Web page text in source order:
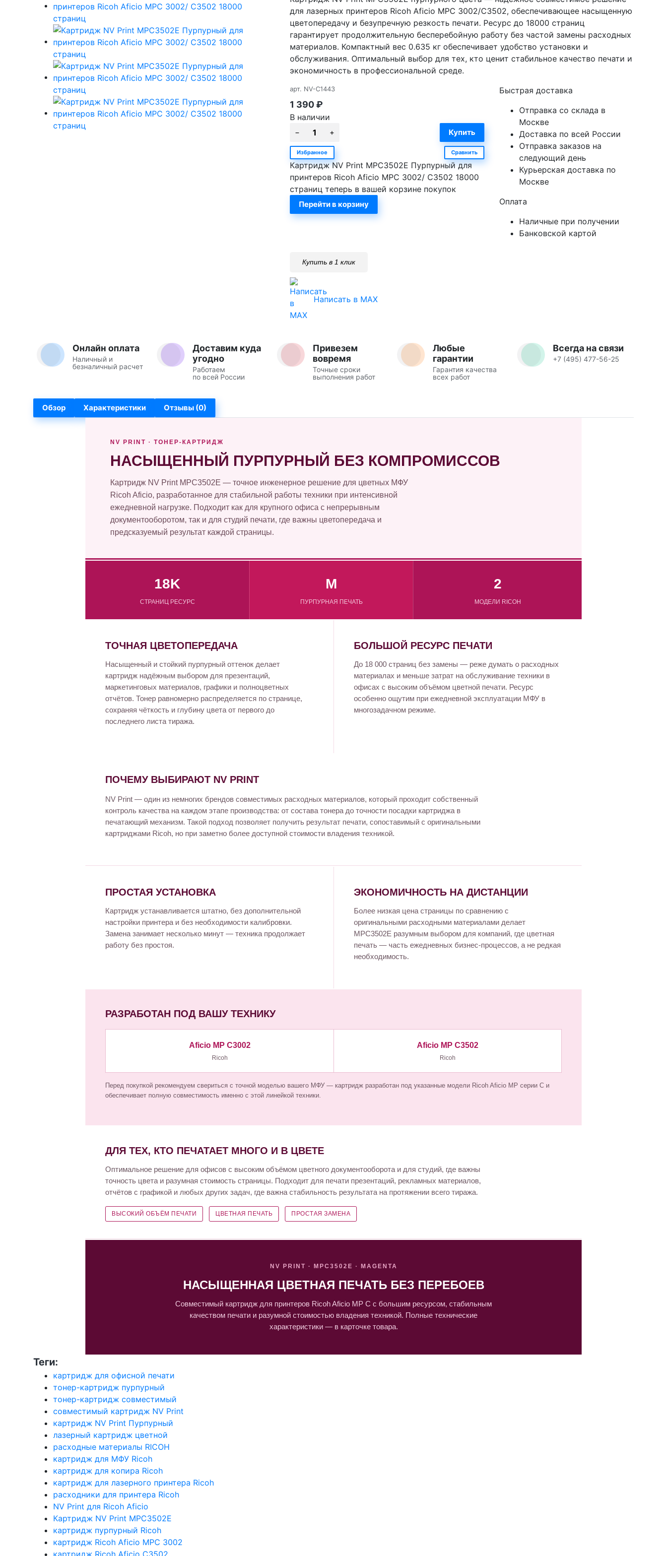
для лазерных принтеров Ricoh Aficio MPС 3002/C3502, обеспечивающее насыщенную
цветопередачу и безупречную резкость печати. Ресурс до 18000 страниц
гарантирует продолжительную бесперебойную работу без частой замены расходных
материалов. Компактный вес 0.635 кг обеспечивает удобство установки и
обслуживания. Оптимальный выбор для тех, кто ценит стабильное качество печати и
экономичность в профессиональной среде.
арт. NV-C1443
1 390₽
В наличии
Избранное Сравнить
Картридж NV Print MPC3502E Пурпурный для
принтеров Ricoh Aficio MPС 3002/ C3502 18000
страниц теперь в вашей корзине покупок
Перейти в корзину
Быстрая доставка
Отправка со склада в
Москве
Доставка по всей России
Отправка заказов на
следующий день
Курьерская доставка по
Москве
Оплата
Наличные при получении
Банковской картой
Купить в 1 клик
Написать в MAX
Онлайн оплата
Наличный и
безналичный расчет
Доставим куда
угодно
Работаем
по всей России
Привезем
вовремя
Точные сроки
выполнения работ
Любые
гарантии
Гарантия качества
всех работ
Всегда на связи
+7 (495) 477-56-25
Обзор Характеристики Отзывы (0)
NV PRINT · ТОНЕР-КАРТРИДЖ
НАСЫЩЕННЫЙ ПУРПУРНЫЙ БЕЗ КОМПРОМИССОВ
Картридж NV Print MPC3502E — точное инженерное решение для цветных МФУ
Ricoh Aficio, разработанное для стабильной работы техники при интенсивной
ежедневной нагрузке. Подходит как для крупного офиса с непрерывным
документооборотом, так и для студий печати, где важны цветопередача и
предсказуемый результат каждой страницы.
18K
СТРАНИЦ РЕСУРС
M
ПУРПУРНАЯ ПЕЧАТЬ
2
МОДЕЛИ RICOH
ТОЧНАЯ ЦВЕТОПЕРЕДАЧА
Насыщенный и стойкий пурпурный оттенок делает
картридж надёжным выбором для презентаций,
маркетинговых материалов, графики и полноцветных
отчётов. Тонер равномерно распределяется по странице,
сохраняя чёткость и глубину цвета от первого до
последнего листа тиража.
БОЛЬШОЙ РЕСУРС ПЕЧАТИ
До 18 000 страниц без замены — реже думать о расходных
материалах и меньше затрат на обслуживание техники в
офисах с высоким объёмом цветной печати. Ресурс
особенно ощутим при ежедневной эксплуатации МФУ в
многозадачном режиме.
ПОЧЕМУ ВЫБИРАЮТ NV PRINT
NV Print — один из немногих брендов совместимых расходных материалов, который проходит собственный
контроль качества на каждом этапе производства: от состава тонера до точности посадки картриджа в
печатающий механизм. Такой подход позволяет получить результат печати, сопоставимый с оригинальными
картриджами Ricoh, но при заметно более доступной стоимости владения техникой.
ПРОСТАЯ УСТАНОВКА
Картридж устанавливается штатно, без дополнительной
настройки принтера и без необходимости калибровки.
Замена занимает несколько минут — техника продолжает
работу без простоя.
ЭКОНОМИЧНОСТЬ НА ДИСТАНЦИИ
Более низкая цена страницы по сравнению с
оригинальными расходными материалами делает
MPC3502E разумным выбором для компаний, где цветная
печать — часть ежедневных бизнес-процессов, а не редкая
необходимость.
РАЗРАБОТАН ПОД ВАШУ ТЕХНИКУ
Aficio MP C3002
Ricoh
Aficio MP C3502
Ricoh
Перед покупкой рекомендуем свериться с точной моделью вашего МФУ — картридж разработан под указанные модели Ricoh Aficio MP серии C и
обеспечивает полную совместимость именно с этой линейкой техники.
ДЛЯ ТЕХ, КТО ПЕЧАТАЕТ МНОГО И В ЦВЕТЕ
Оптимальное решение для офисов с высоким объёмом цветного документооборота и для студий, где важны
точность цвета и разумная стоимость страницы. Подходит для печати презентаций, рекламных материалов,
отчётов с графикой и любых других задач, где важна стабильность результата на протяжении всего тиража.
ВЫСОКИЙ ОБЪЁМ ПЕЧАТИ ЦВЕТНАЯ ПЕЧАТЬ ПРОСТАЯ ЗАМЕНА
NV PRINT · MPC3502E · MAGENTA
НАСЫЩЕННАЯ ЦВЕТНАЯ ПЕЧАТЬ БЕЗ ПЕРЕБОЕВ
Совместимый картридж для принтеров Ricoh Aficio MP C с большим ресурсом, стабильным
качеством печати и разумной стоимостью владения техникой. Полные технические
характеристики — в карточке товара.
Теги:
картридж для офисной печати
тонер-картридж пурпурный
тонер-картридж совместимый
совместимый картридж NV Print
картридж NV Print Пурпурный
лазерный картридж цветной
расходные материалы RICOH
картридж для МФУ Ricoh
картридж для копира Ricoh
картридж для лазерного принтера Ricoh
расходники для принтера Ricoh
NV Print для Ricoh Aficio
Картридж NV Print MPC3502E
картридж пурпурный Ricoh
картридж Ricoh Aficio MPC 3002